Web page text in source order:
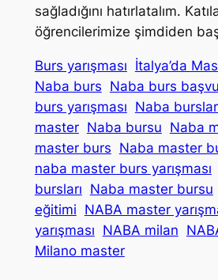
sağladığını hatırlatalım.
öğrencilerimize şimdiden
Burs yarışması İtalya’da
Naba burs Naba burs
burs yarışması Naba
master Naba bursu Naba
master burs Naba master
naba master burs yarışması
bursları Naba master bursu
eğitimi NABA master
yarışması NABA milan
Milano master